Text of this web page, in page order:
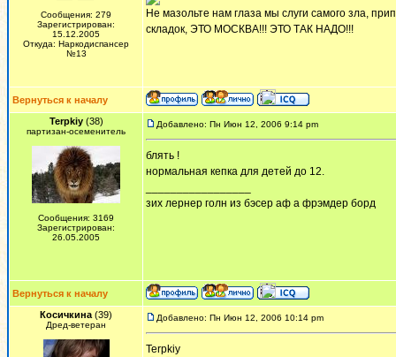
Сообщения: 279
Зарегистрирован:
15.12.2005
Откуда: Наркодиспансер
№13
Не мазольте нам глаза мы слуги самого зла,
складок, ЭТО МОСКВА!!! ЭТО ТАК НАДО!!!
Вернуться к началу
Terpkiy(38)
партизан-осеменитель
Сообщения: 3169
Зарегистрирован:
26.05.2005
Добавлено: Пн Июн 12, 2006 9:14 pm
блять !
нормальная кепка для детей до 12.
зих лернер голн из бэсер аф а фрэмдер борд
Вернуться к началу
Косичкина (39)
Дред-ветеран
Добавлено: Пн Июн 12, 2006 10:14 pm
Terpkiy